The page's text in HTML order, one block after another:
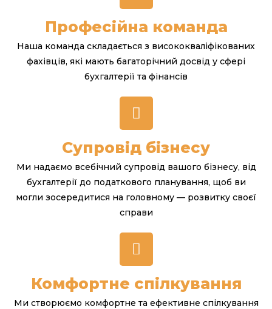
Професійна команда
Наша команда складається з висококваліфікованих
фахівців, які мають багаторічний досвід у сфері
бухгалтерії та фінансів
Супровід бізнесу
Ми надаємо всебічний супровід вашого бізнесу, від
бухгалтерії до податкового планування, щоб ви
могли зосередитися на головному — розвитку своєї
справи
Комфортне спілкування
Ми створюємо комфортне та ефективне спілкування